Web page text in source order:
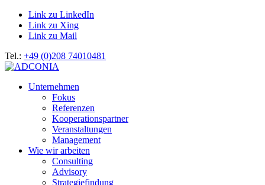
Link zu LinkedIn
Link zu Xing
Link zu Mail
Tel.: +49 (0)208 74010481
Unternehmen
Fokus
Referenzen
Kooperationspartner
Veranstaltungen
Management
Wie wir arbeiten
Consulting
Advisory
Strategiefindung